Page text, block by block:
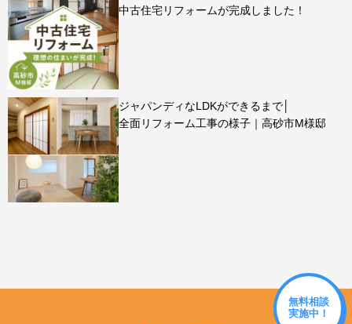
中古住宅リフォームが完成しました！
ジャパンディなLDKができるまで│
全面リフォーム工事の様子｜高砂市M様邸
無料相談
実施中！